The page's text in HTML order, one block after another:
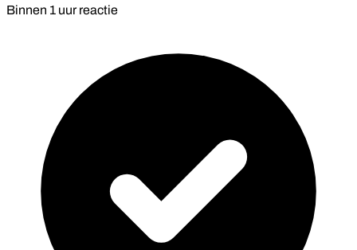
Binnen 1 uurreactie